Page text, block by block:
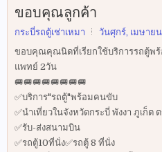
ขอบคุณลูกค้า
กระบี่รถตู้เช่าเหมา วันศุกร์, เมษาย
ขอบคุณคุณนิดที่เรียกใช้บริการรถตู้พ
แพทย์ 2วัน
🚐🚐🚐🚐🚐🚐🚐🚐
✅บริการ"รถตู้"พร้อมคนขับ
✅นำเที่ยวในจังหวัดกระบี่ พังงา ภูเก็ต
✅รับ-ส่งสนามบิน
✅รถตู้10ที่นั่ง✅รถตู้ 8 ที่นั่ง